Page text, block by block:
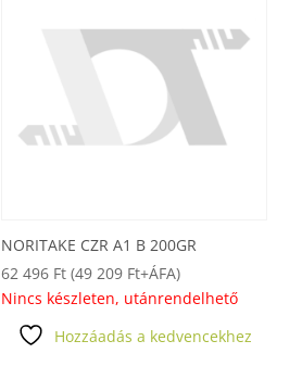
NORITAKE CZR A1 B 200GR
62 496 Ft (49 209 Ft+ÁFA)
Nincs készleten, utánrendelhető
Hozzáadás a kedvencekhez